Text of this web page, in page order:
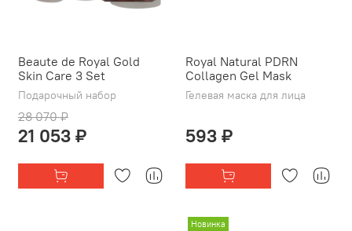
Beaute de Royal Gold
Skin Care 3 Set
Подарочный набор
28 070 ₽
21 053 ₽
Royal Natural PDRN
Collagen Gel Mask
Гелевая маска для лица
593 ₽
Новинка